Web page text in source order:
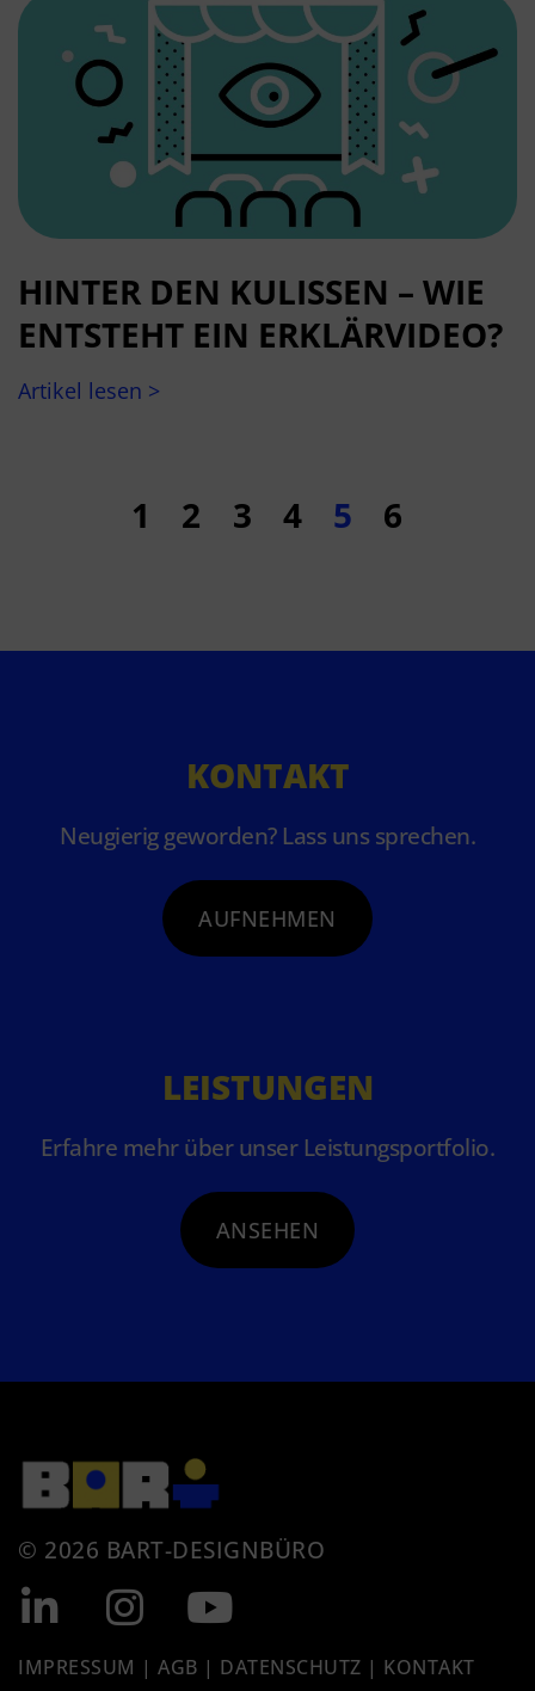
HINTER DEN KULISSEN – WIE
ENTSTEHT EIN ERKLÄRVIDEO?
Artikel lesen >
1 2 3 4 5 6
KONTAKT
Neugierig geworden? Lass uns sprechen.
AUFNEHMEN
LEISTUNGEN
Erfahre mehr über unser Leistungsportfolio.
ANSEHEN
© 2026 BART-DESIGNBÜRO
IMPRESSUM | AGB | DATENSCHUTZ | KONTAKT